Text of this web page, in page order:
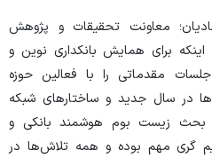
معاونت تحقیقات و پژوهش
برای همایش بانکداری نوین و
مقدماتی را با فعالین حوزه
در سال جدید و ساختار‌های شبکه
بحث زیست بوم هوشمند بانکی و
گری مهم بوده و همه تلاش‌ها در